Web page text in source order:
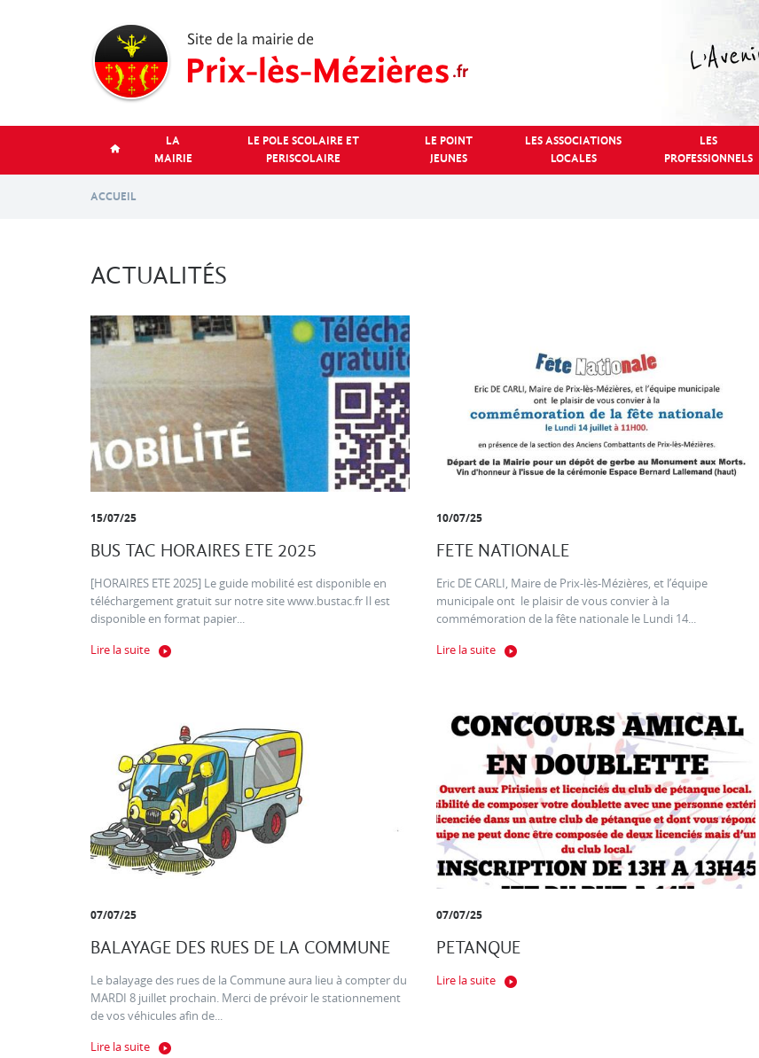
LA
MAIRIE
LE POLE SCOLAIRE ET
PERISCOLAIRE
LE POINT
JEUNES
LES ASSOCIATIONS
LOCALES
LES
PROFESSIONNELS
ACCUEIL
ACTUALITÉS
15/07/25
BUS TAC HORAIRES ETE 2025
[HORAIRES ETE 2025] Le guide mobilité est disponible en
téléchargement gratuit sur notre site www.bustac.fr Il est
disponible en format papier...
Lire la suite
10/07/25
FETE NATIONALE
Eric DE CARLI, Maire de Prix-lès-Mézières, et l’équipe
municipale ont le plaisir de vous convier à la
commémoration de la fête nationale le Lundi 14...
Lire la suite
07/07/25
BALAYAGE DES RUES DE LA COMMUNE
Le balayage des rues de la Commune aura lieu à compter du
MARDI 8 juillet prochain. Merci de prévoir le stationnement
de vos véhicules afin de...
Lire la suite
07/07/25
PETANQUE
Lire la suite